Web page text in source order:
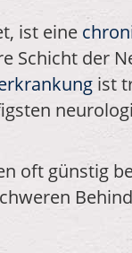
ist eine
Schicht der
ist
oft günstig